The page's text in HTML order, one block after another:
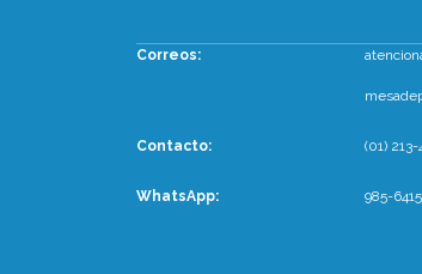
Correos:
Contacto: (01) 213-
WhatsApp: 985-